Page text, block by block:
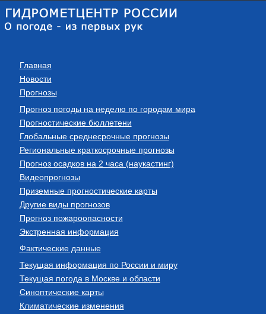
Главная
Новости
Прогнозы
Прогноз погоды на неделю по городам мира
Прогностические бюллетени
Глобальные среднесрочные прогнозы
Региональные краткосрочные прогнозы
Прогноз осадков на 2 часа (наукастинг)
Видеопрогнозы
Приземные прогностические карты
Другие виды прогнозов
Прогноз пожароопасности
Экстренная информация
Фактические данные
Текущая информация по России и миру
Текущая погода в Москве и области
Синоптические карты
Климатические изменения